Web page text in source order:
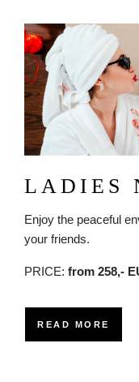
Obrázok
LADIES
Enjoy the peaceful
your friends.
PRICE: from 258,-
READ MORE